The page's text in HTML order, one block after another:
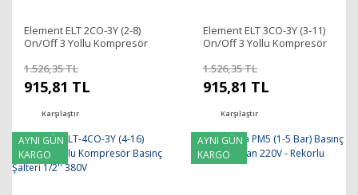
Element ELT 2CO-3Y (2-8)
On/Off 3 Yollu Kompresör
1.526,35 TL
915,81 TL
Karşılaştır
Element ELT 3CO-3Y (3-11)
On/Off 3 Yollu Kompresör
1.526,35 TL
915,81 TL
Karşılaştır
AYNI GÜN
KARGO
AYNI GÜN
KARGO